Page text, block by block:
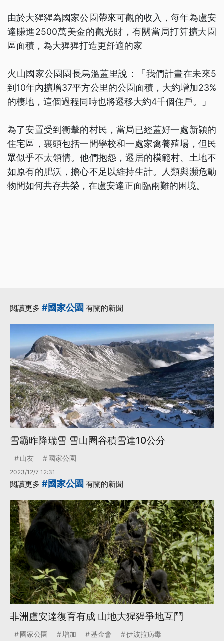
由於大猩猩為國家公園帶來可觀的收入，每年為盧安
達賺進2500萬美金的觀光財，有關當局打算擴大園
區面積，為大猩猩打造更舒適的家
火山國家公園園長烏溫蓋里說：「我們計畫在未來5
到10年內擴增37平方公里的公園面積，大約增加23%
的棲地，這個過程同時也將遷移大約4千個住戶。」
為了安置受到衝擊的村民，當局已經蓋好一處新穎的
住宅區，裏頭包括一間學校和一處家禽養殖場，但民
眾似乎不太領情。他們抱怨，遷居的模範村、土地不
如原有的肥沃，擔心不足以維持生計。人類與瀕危動
物間如何共存共榮，在盧安達正面臨兩難的困境。
閱讀更多 #國家公園 有關的新聞
雪霸昨降瑞雪 雪山圈谷積雪達10公分
山友 國家公園
2023/12/7 12:31
閱讀更多 #國家公園 有關的新聞
非洲盧安達復育有成 山地大猩猩爭地互鬥
國家公園 增加 基金會 伊波拉病毒